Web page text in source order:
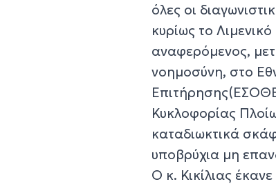
όλες οι
κυρίως το
αναφερόμενος,
νοημοσύνη, στο
Κυκλοφορίας
καταδιωκτικά
υποβρύχια μη
Ο κ. Κικίλιας